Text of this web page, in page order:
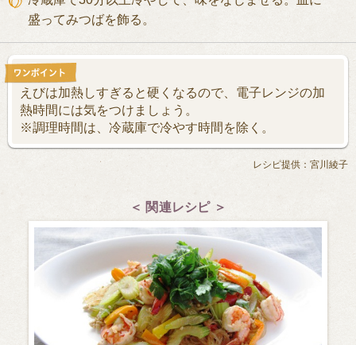
盛ってみつばを飾る。
えびは加熱しすぎると硬くなるので、電子レンジの加
熱時間には気をつけましょう。
※調理時間は、冷蔵庫で冷やす時間を除く。
レシピ提供：宮川綾子
＜ 関連レシピ ＞